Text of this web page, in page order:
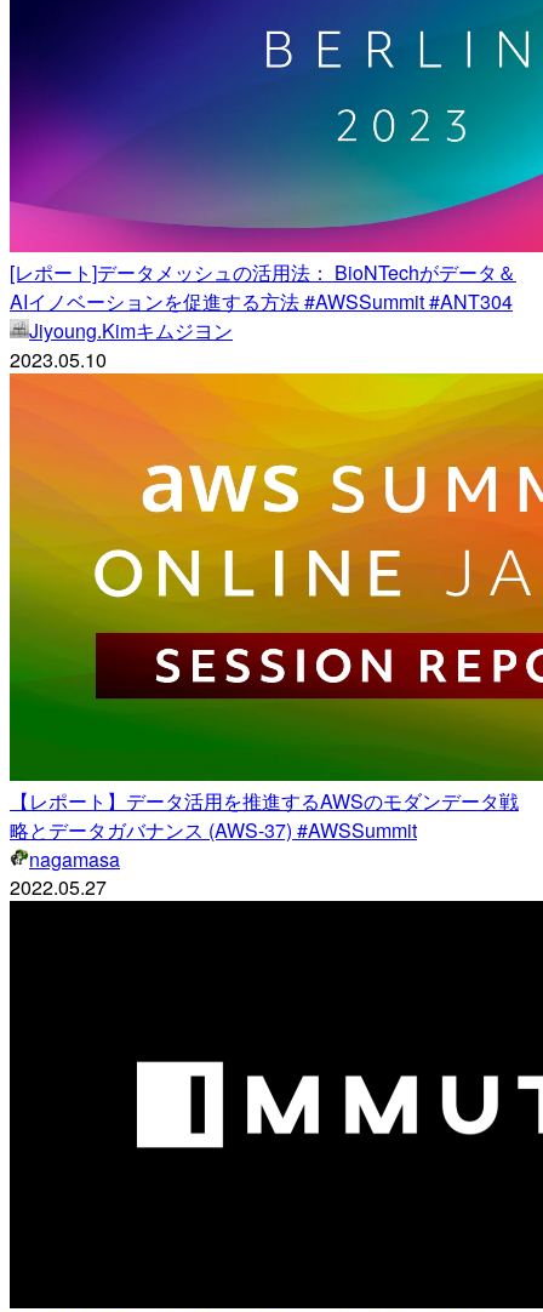
[レポート]データメッシュの活用法： BioNTechがデータ＆
AIイノベーションを促進する方法 #AWSSummit #ANT304
Jiyoung.Kimキムジヨン
2023.05.10
【レポート】データ活用を推進するAWSのモダンデータ戦
略とデータガバナンス (AWS-37) #AWSSummit
nagamasa
2022.05.27